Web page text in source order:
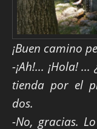
¡Buen camino
-¡Ah!... ¡Hola!
tienda por el
dos.
-No, gracias.